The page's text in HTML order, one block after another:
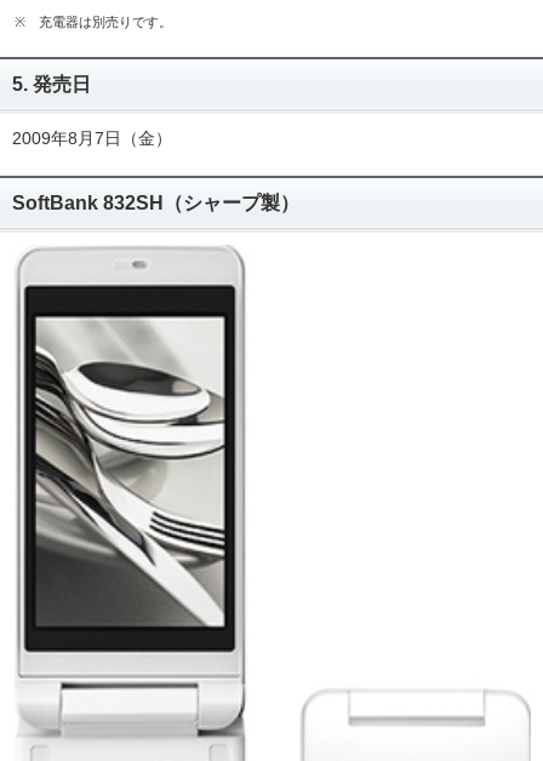
※ 充電器は別売りです。
5. 発売日
2009年8月7日（金）
SoftBank 832SH（シャープ製）